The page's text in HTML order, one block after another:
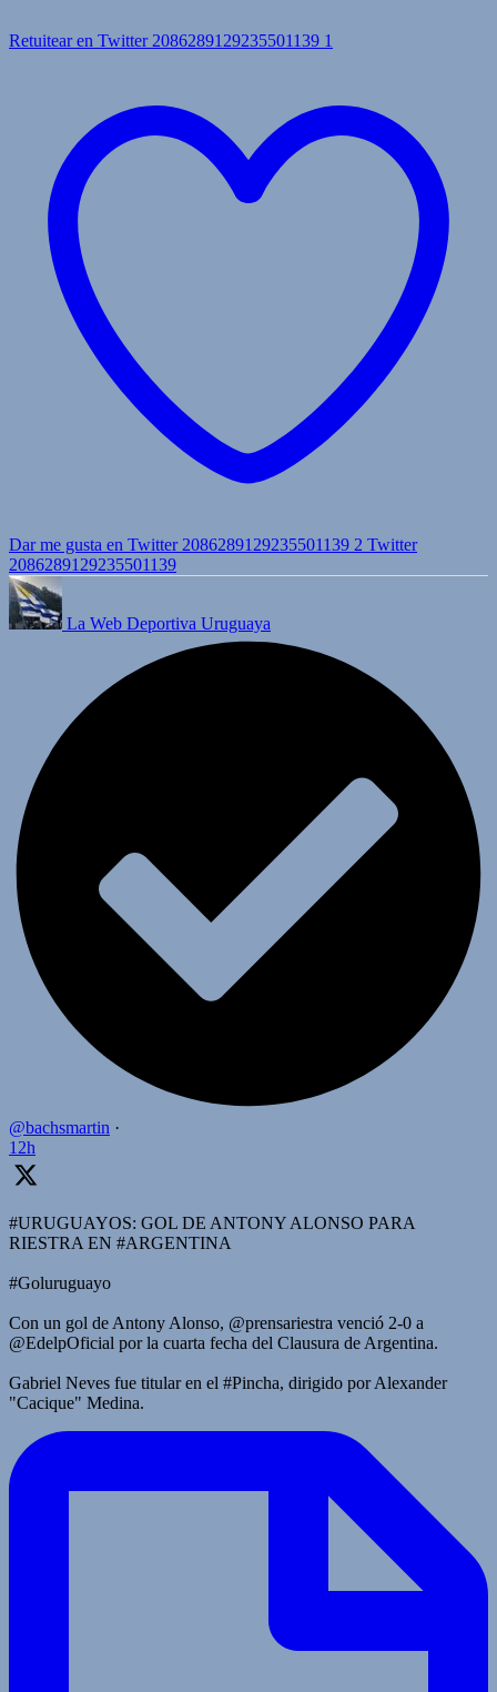
Retuitear en Twitter 2086289129235501139 1
Dar me gusta en Twitter 2086289129235501139 2 Twitter
2086289129235501139
La Web Deportiva Uruguaya
@bachsmartin ·
12h
#URUGUAYOS: GOL DE ANTONY ALONSO PARA
RIESTRA EN #ARGENTINA
#Goluruguayo
Con un gol de Antony Alonso, @prensariestra venció 2-0 a
@EdelpOficial por la cuarta fecha del Clausura de Argentina.
Gabriel Neves fue titular en el #Pincha, dirigido por Alexander
"Cacique" Medina.